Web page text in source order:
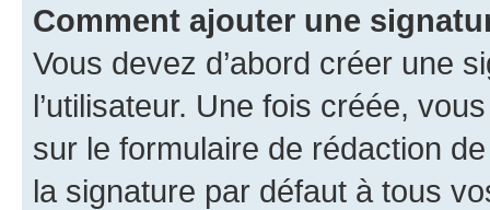
Comment ajouter une
Vous devez d’abord créer une
l’utilisateur. Une fois créée,
sur le formulaire de rédaction
la signature par défaut à tous